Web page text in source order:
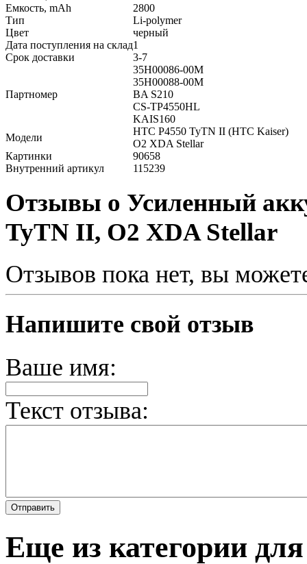
Емкость, mAh
2800
Тип
Li-polymer
Цвет
черный
Дата поступления на склад1
Срок доставки
3-7
Партномер
35H00086-00M
35H00088-00M
BA S210
CS-TP4550HL
KAIS160
Модели
HTC P4550 TyTN II (HTC Kaiser)
O2 XDA Stellar
Картинки
90658
Внутренний артикул
115239
Отзывы о Усиленный
TyTN II, O2 XDA Stellar
Отзывов пока нет, вы
Напишите свой отзыв
Ваше имя:
Текст отзыва:
Еще из категории